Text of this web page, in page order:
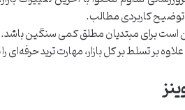
کاربردی مطالب.
برای مبتدیان مطلق کمی سنگین باشد.
بر تسلط بر کل بازار، مهارت ترید حرفه‌ای